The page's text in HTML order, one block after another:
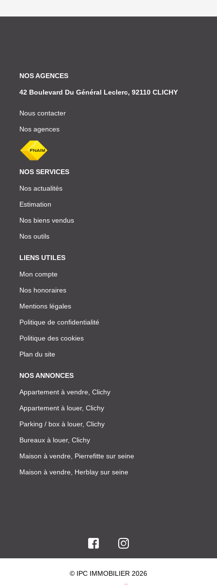
NOS AGENCES
42 Boulevard Du Général Leclerc, 92110 CLICHY
Nous contacter
Nos agences
NOS SERVICES
Nos actualités
Estimation
Nos biens vendus
Nos outils
LIENS UTILES
Mon compte
Nos honoraires
Mentions légales
Politique de confidentialité
Politique des cookies
Plan du site
NOS ANNONCES
Appartement à vendre, Clichy
Appartement à louer, Clichy
Parking / box à louer, Clichy
Bureaux à louer, Clichy
Maison à vendre, Pierrefitte sur seine
Maison à vendre, Herblay sur seine
© IPC IMMOBILIER 2026